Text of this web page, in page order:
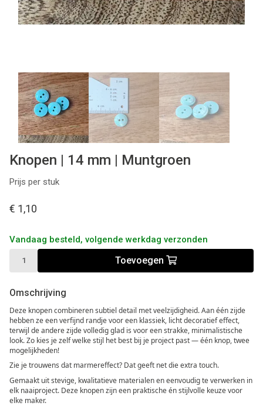
Contact
Knopen | 14 mm | Muntgroen
Prijs per stuk
€ 1,10
Vandaag besteld, volgende werkdag verzonden
Toevoegen
Omschrijving
Deze knopen combineren subtiel detail met veelzijdigheid. Aan één zijde
hebben ze een verfijnd randje voor een klassiek, licht decoratief effect,
terwijl de andere zijde volledig glad is voor een strakke, minimalistische
look. Zo kies je zelf welke stijl het best bij je project past — één knop, twee
mogelijkheden!
Zie je trouwens dat marmereffect? Dat geeft net die extra touch.
Gemaakt uit stevige, kwalitatieve materialen en eenvoudig te verwerken in
elk naaiproject. Deze knopen zijn een praktische én stijlvolle keuze voor
elke maker.